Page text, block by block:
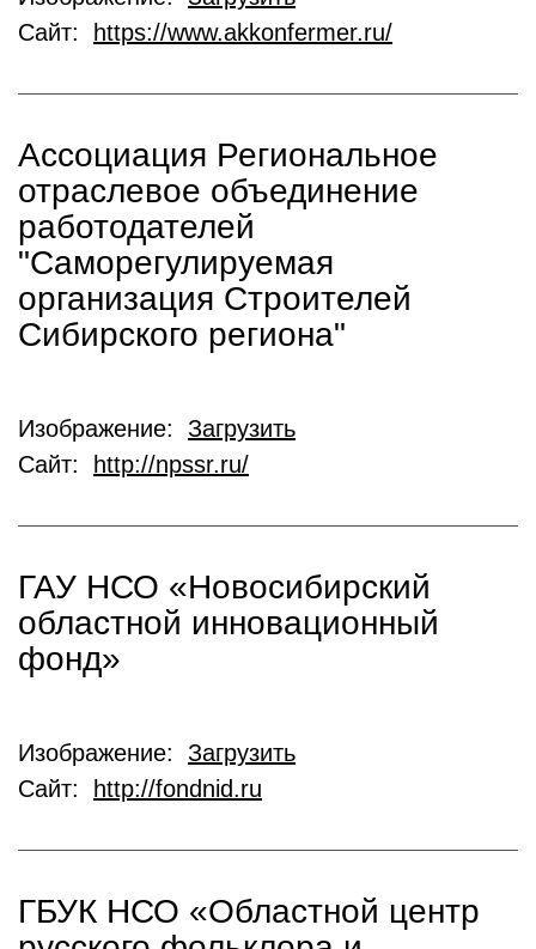
Сайт:
https://www.akkonfermer.ru/
Ассоциация Региональное
отраслевое объединение
работодателей
"Саморегулируемая
организация Строителей
Сибирского региона"
Изображение: Загрузить
Сайт:
http://npssr.ru/
ГАУ НСО «Новосибирский
областной инновационный
фонд»
Изображение: Загрузить
Сайт:
http://fondnid.ru
ГБУК НСО «Областной центр